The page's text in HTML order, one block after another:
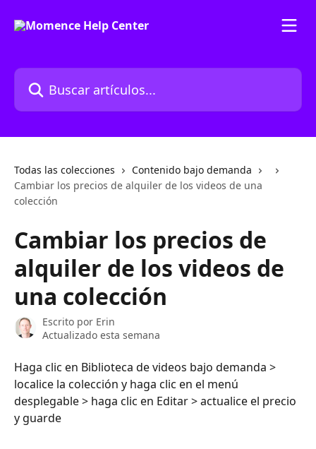
Buscar artículos...
Todas las colecciones
Contenido bajo demanda
Cambiar los precios de alquiler de los videos de una
colección
Cambiar los precios de
alquiler de los videos de
una colección
Escrito por Erin
Actualizado esta semana
Haga clic en Biblioteca de videos bajo demanda >
localice la colección y haga clic en el menú
desplegable > haga clic en Editar > actualice el precio
y guarde